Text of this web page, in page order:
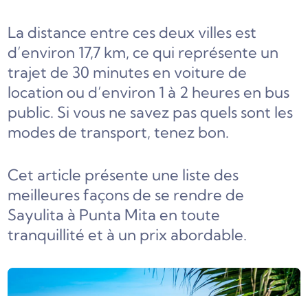
La distance entre ces deux villes est
d’environ 17,7 km, ce qui représente un
trajet de 30 minutes en voiture de
location ou d’environ 1 à 2 heures en bus
public. Si vous ne savez pas quels sont les
modes de transport, tenez bon.
Cet article présente une liste des
meilleures façons de se rendre de
Sayulita à Punta Mita en toute
tranquillité et à un prix abordable.